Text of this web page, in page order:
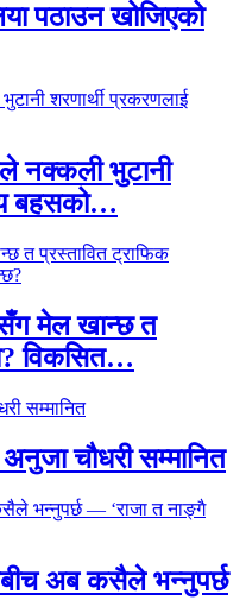
पठाउन खोजिएको
नक्कली भुटानी
बहसको…
मेल खान्छ त
विकसित…
चौधरी सम्मानित
अब कसैले भन्नुपर्छ